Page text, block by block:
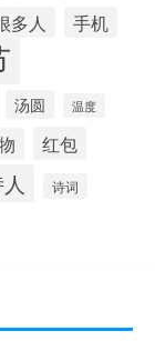
多人 手机
汤圆 温度
红包
诗词